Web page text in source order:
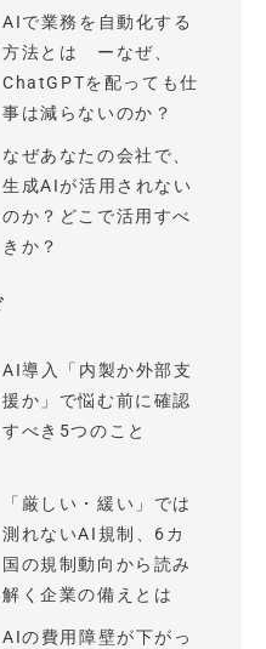
AIで業務を自動化する
方法とは ーなぜ、
ChatGPTを配っても仕
事は減らないのか？
なぜあなたの会社で、
生成AIが活用されない
のか？どこで活用すべ
きか？
AI導入「内製か外部支
援か」で悩む前に確認
すべき5つのこと
「厳しい・緩い」では
測れないAI規制、6カ
国の規制動向から読み
解く企業の備えとは
AIの費用障壁が下がっ